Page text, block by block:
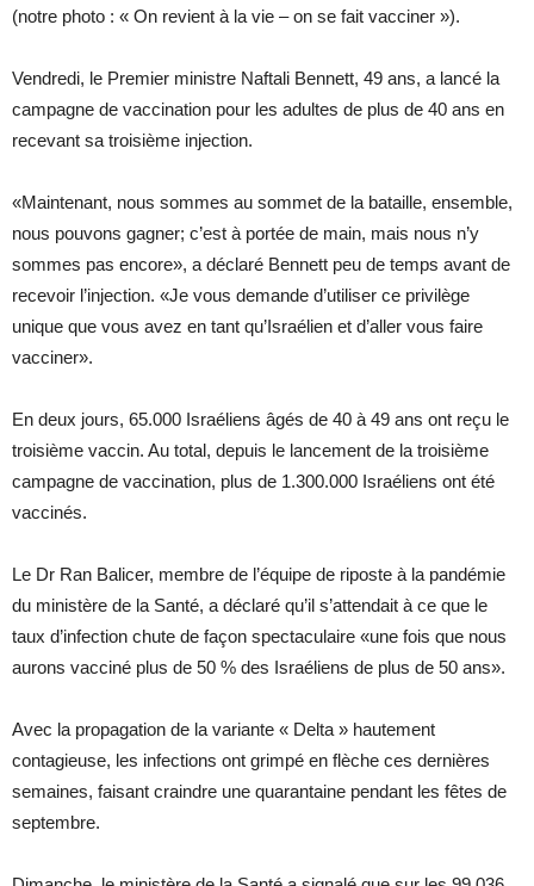
(notre photo : « On revient à la vie – on se fait vacciner »).
Vendredi, le Premier ministre Naftali Bennett, 49 ans, a lancé la
campagne de vaccination pour les adultes de plus de 40 ans en
recevant sa troisième injection.
«Maintenant, nous sommes au sommet de la bataille, ensemble,
nous pouvons gagner; c’est à portée de main, mais nous n’y
sommes pas encore», a déclaré Bennett peu de temps avant de
recevoir l’injection. «Je vous demande d’utiliser ce privilège
unique que vous avez en tant qu’Israélien et d’aller vous faire
vacciner».
En deux jours, 65.000 Israéliens âgés de 40 à 49 ans ont reçu le
troisième vaccin. Au total, depuis le lancement de la troisième
campagne de vaccination, plus de 1.300.000 Israéliens ont été
vaccinés.
Le Dr Ran Balicer, membre de l’équipe de riposte à la pandémie
du ministère de la Santé, a déclaré qu’il s’attendait à ce que le
taux d’infection chute de façon spectaculaire «une fois que nous
aurons vacciné plus de 50 % des Israéliens de plus de 50 ans».
Avec la propagation de la variante « Delta » hautement
contagieuse, les infections ont grimpé en flèche ces dernières
semaines, faisant craindre une quarantaine pendant les fêtes de
septembre.